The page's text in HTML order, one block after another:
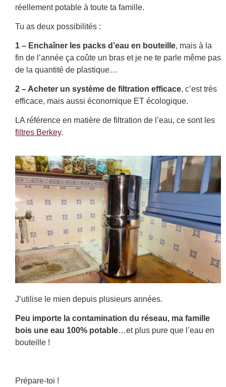
réellement potable à toute ta famille.
Tu as deux possibilités :
1 – Enchaîner les packs d’eau en bouteille, mais à la
fin de l’année ça coûte un bras et je ne te parle même pas
de la quantité de plastique…
2 – Acheter un système de filtration efficace, c’est très
efficace, mais aussi économique ET écologique.
LA référence en matière de filtration de l’eau, ce sont les
filtres Berkey.
J’utilise le mien depuis plusieurs années.
Peu importe la contamination du réseau, ma famille
bois une eau 100% potable…et plus pure que l’eau en
bouteille !
Prépare-toi !